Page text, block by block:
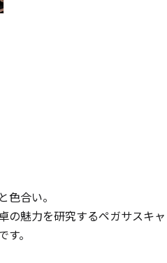
合い。
の魅力を研究するペガサスキ
。